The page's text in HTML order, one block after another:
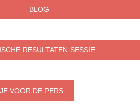
BLOG
RESULTATEN SESSIE
VOOR DE PERS